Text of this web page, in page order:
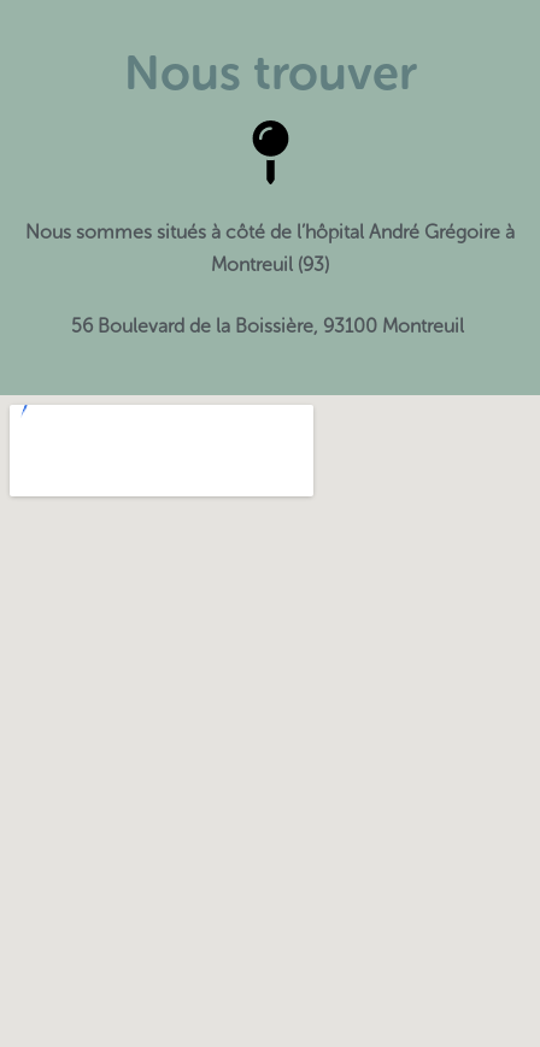
Nous trouver
Nous sommes situés à côté de l’hôpital André Grégoire à
Montreuil (93)
56 Boulevard de la Boissière, 93100 Montreuil